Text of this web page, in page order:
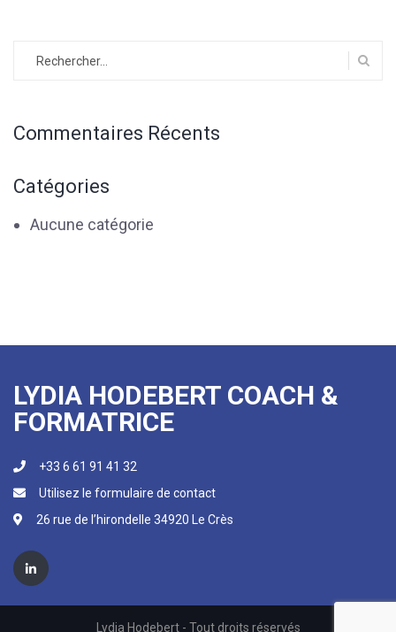
Commentaires Récents
Catégories
Aucune catégorie
LYDIA HODEBERT COACH &
FORMATRICE
+33 6 61 91 41 32
Utilisez le formulaire de contact
26 rue de l’hirondelle 34920 Le Crès
Lydia Hodebert - Tout droits réservés